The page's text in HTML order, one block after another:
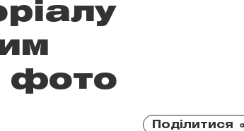
фото
Поділитися